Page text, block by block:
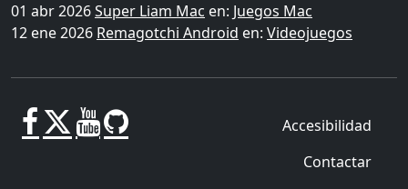
01 abr 2026Super Liam Mac en: Juegos Mac
12 ene 2026 Remagotchi Android en: Videojuegos
Accesibilidad
Contactar